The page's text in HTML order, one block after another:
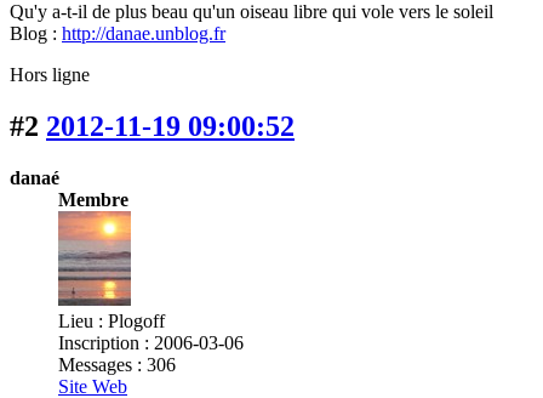
Qu'y a-t-il de plus beau qu'un oiseau libre qui vole vers le soleil
Blog : http://danae.unblog.fr
Hors ligne
#2 2012-11-19 09:00:52
danaé
Membre
Lieu : Plogoff
Inscription : 2006-03-06
Messages : 306
Site Web